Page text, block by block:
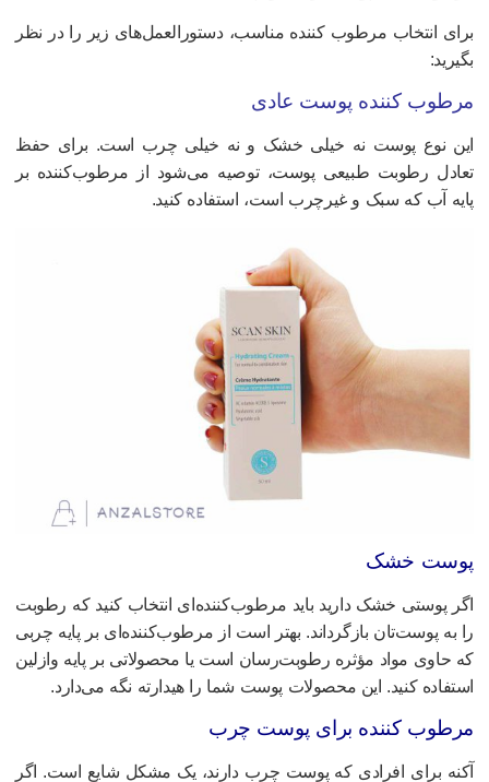
انتخاب مرطوب‌ کننده‌ مناسب، دستورالعمل‌های زیر را در نظر
کننده پوست عادی
نوع پوست نه خیلی خشک و نه خیلی چرب است. برای حفظ
رطوبت طبیعی پوست، توصیه می‌شود از مرطوب‌کننده بر
آب که سبک و غیرچرب است، استفاده کنید.
خشک
پوستی خشک دارید باید مرطوب‌کننده‌ای انتخاب کنید که رطوبت
به پوست‌تان بازگرداند. بهتر است از مرطوب‌کننده‌ای بر پایه چربی
حاوی مواد مؤثره رطوبت‌رسان است یا محصولاتی بر پایه وازلین
کنید. این محصولات پوست شما را هیدارته نگه می‌دارد.
کننده برای پوست چرب
برای افرادی که پوست چرب دارند، یک مشکل شایع است. اگر